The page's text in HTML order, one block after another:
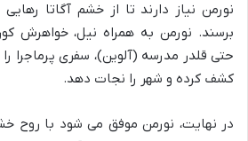
نورمن نیاز دارند تا از خشم آگاتا
برسند. نورمن به همراه نیل، خواهرش
حتی قلدر مدرسه (آلوین)، سفری پرماجرا
کشف کرده و شهر را نجات دهد.
در نهایت، نورمن موفق می شود با روح